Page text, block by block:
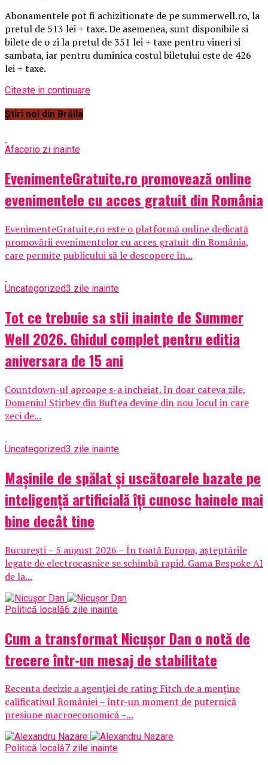
Abonamentele pot fi achizitionate de pe summerwell.ro, la
pretul de 513 lei + taxe. De asemenea, sunt disponibile si
bilete de o zi la pretul de 351 lei + taxe pentru vineri si
sambata, iar pentru duminica costul biletului este de 426
lei + taxe.
Citeste in continuare
Știri noi din Brăila
Afacerio zi inainte
EvenimenteGratuite.ro promovează online
evenimentele cu acces gratuit din România
EvenimenteGratuite.ro este o platformă online dedicată
promovării evenimentelor cu acces gratuit din România,
care permite publicului să le descopere în...
Uncategorized3 zile inainte
Tot ce trebuie sa stii inainte de Summer
Well 2026. Ghidul complet pentru editia
aniversara de 15 ani
Countdown-ul aproape s-a incheiat. In doar cateva zile,
Domeniul Stirbey din Buftea devine din nou locul in care
zeci de...
Uncategorized3 zile inainte
Mașinile de spălat și uscătoarele bazate pe
inteligență artificială îți cunosc hainele mai
bine decât tine
București – 5 august 2026 – În toată Europa, așteptările
legate de electrocasnice se schimbă rapid. Gama Bespoke AI
de la...
Politică locală6 zile inainte
Cum a transformat Nicușor Dan o notă de
trecere într-un mesaj de stabilitate
Recenta decizie a agenției de rating Fitch de a menține
calificativul României – într-un moment de puternică
presiune macroeconomică –...
Politică locală7 zile inainte